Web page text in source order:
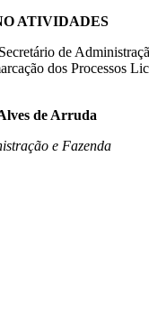
ATIVIDADES
de
dos Processos
Arruda
Fazenda